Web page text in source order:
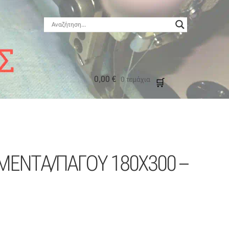
0,00 € 0 τεμάχια
ΜΕΝΤΑ/ΠΑΓΟΥ 180Χ300 –